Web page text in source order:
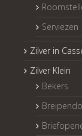
Serviezen
Zilver in
Zilver Klein
Bekers